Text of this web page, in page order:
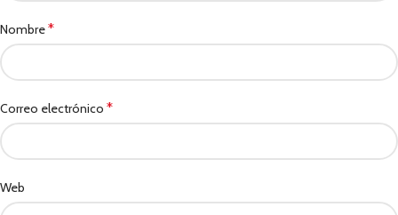
Nombre*
Correo electrónico *
Web